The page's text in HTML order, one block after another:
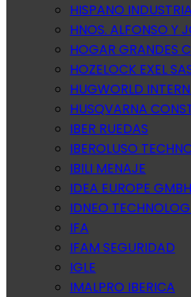
HISPANO
HNOS. ALFONSO Y
HOGAR GRANDES
HOZELOCK EXEL
HUGWORLD
HUSQVARNA
IBER RUEDAS
IBEROLUSO
IBILI MENAJE
IDEA EUROPE GMBH
IDNEO
IFA
IFAM SEGURIDAD
IGLE
IMALPRO IBERICA